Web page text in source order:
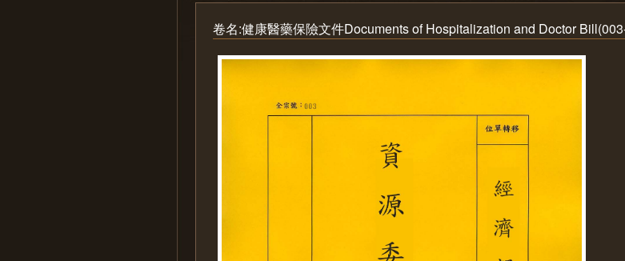
卷名:健康醫藥保險文件Documents of Hospitalization and Doctor